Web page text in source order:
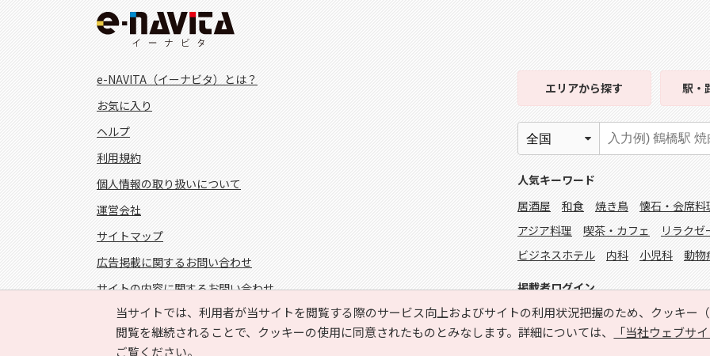
当サイトでは、利用者が当サイトを閲覧する際のサービス向上およびサイトの利用状況把握のため、クッキー
閲覧を継続されることで、クッキーの使用に同意されたものとみなします。詳細については、
「当社ウェブサ
ご覧ください。
e-NAVITA（イーナビタ）とは？
お気に入り
ヘルプ
利用規約
個人情報の取り扱いについて
運営会社
サイトマップ
広告掲載に関するお問い合わせ
サイトの内容に関するお問い合わせ
エリアから探す 駅・
人気キーワード
居酒屋
和食 焼き鳥 懐石・会席料
アジア料理
喫茶・カフェ リラクゼ
ビジネスホテル
内科 小児科 動物
掲載者ログイン
FOLLOW US!